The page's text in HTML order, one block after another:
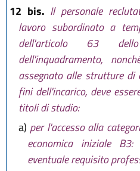
12 bis. Il personale
lavoro subordinato a
dell'articolo 63
dell'inquadramento,
assegnato alle strutture di
fini dell'incarico, deve
titoli di studio:
a) per l'accesso alla
economica iniziale
eventuale requisito